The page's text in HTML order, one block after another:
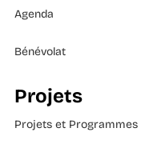
Agenda
Bénévolat
Projets
Projets et Programmes